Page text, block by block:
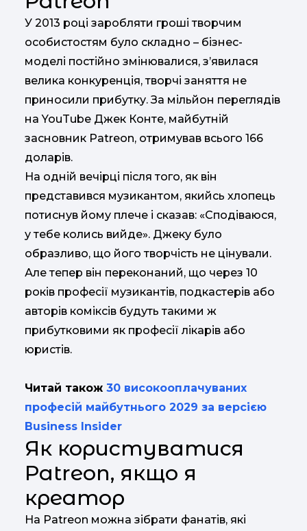
У 2013 році заробляти гроші творчим
особистостям було складно – бізнес-
моделі постійно змінювалися, з’явилася
велика конкуренція, творчі заняття не
приносили прибутку. За мільйон переглядів
на YouTube Джек Конте, майбутній
засновник Patreon, отримував всього 166
доларів.
На одній вечірці після того, як він
представився музикантом, якийсь хлопець
потиснув йому плече і сказав: «Сподіваюся,
у тебе колись вийде». Джеку було
образливо, що його творчість не цінували.
Але тепер він переконаний, що через 10
років професії музикантів, подкастерів або
авторів коміксів будуть такими ж
прибутковими як професії лікарів або
юристів.
Читай також 30 високооплачуваних
професій майбутнього 2029 за версією
Business Insider
Як користуватися
Patreon, якщо я
креатор
На Patreon можна зібрати фанатів, які